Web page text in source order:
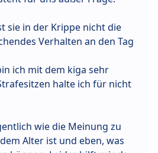
sie in der Krippe nicht die
Verhalten an den Tag
ich mit dem kiga sehr
halte ich für nicht
wie die Meinung zu
Alter ist und eben, was